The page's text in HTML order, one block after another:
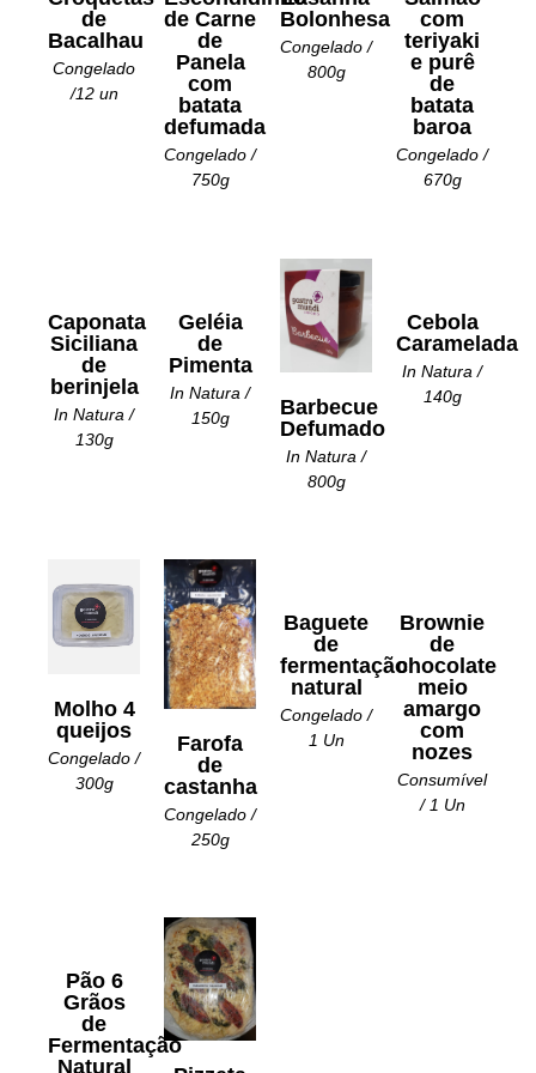
de
Bacalhau
Congelado
/12 un
de Carne
de
Panela
com
batata
defumada
Congelado /
750g
Bolonhesa
Congelado /
800g
com
teriyaki
e purê
de
batata
baroa
Congelado /
670g
Caponata
Siciliana
de
berinjela
In Natura /
130g
Geléia
de
Pimenta
In Natura /
150g
Barbecue
Defumado
In Natura /
800g
Cebola
Caramelada
In Natura /
140g
Molho 4
queijos
Congelado /
300g
Farofa
de
castanha
Congelado /
250g
Baguete
de
fermentação
natural
Congelado /
1 Un
Brownie
de
chocolate
meio
amargo
com
nozes
Consumível
/ 1 Un
Pão 6
Grãos
de
Fermentação
Natural